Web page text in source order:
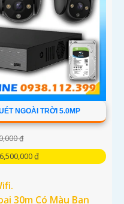
NGOÀI TRỜI 5.0MP
₫
₫
30m Có Màu Ban